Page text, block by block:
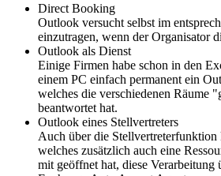
Direct Booking
Outlook versucht selbst im
einzutragen, wenn der Organisator
Outlook als Dienst
Einige Firmen habe schon in den
einem PC einfach permanent ein
welches die verschiedenen Räume
beantwortet hat.
Outlook eines Stellvertreters
Auch über die
welches zusätzlich auch eine
mit geöffnet hat, diese Verarbeitung